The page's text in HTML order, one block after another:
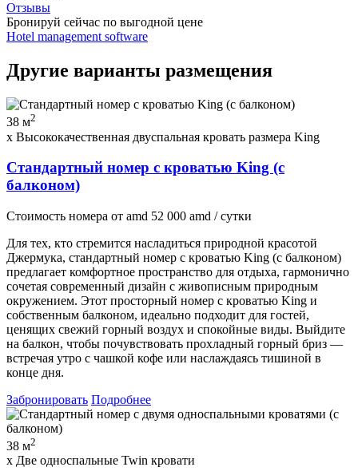
Отзывы
Бронируй сейчас по выгодной цене
Hotel management software
Другие варианты размещения
38 м2
x Высококачественная двуспальная кровать размера King
Стандартный номер с кроватью King (с
балконом)
Стоимость номера от amd 52 000 amd / сутки
Для тех, кто стремится насладиться природной красотой
Джермука, стандартный номер с кроватью King (с балконом)
предлагает комфортное пространство для отдыха, гармонично
сочетая современный дизайн с живописным природным
окружением. Этот просторный номер с кроватью King и
собственным балконом, идеально подходит для гостей,
ценящих свежий горный воздух и спокойные виды. Выйдите
на балкон, чтобы почувствовать прохладный горный бриз —
встречая утро с чашкой кофе или наслаждаясь тишиной в
конце дня.
Забронировать Подробнее
38 м2
x Две односпальные Twin кровати